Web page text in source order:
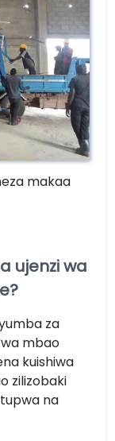
makaa
ujenzi wa
za
mbao
kuishiwa
zilizobaki
na